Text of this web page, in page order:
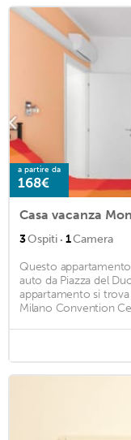
a partire da
168€
Casa vacanza
3Ospiti · 1Camera
Questo
auto da Piazza del
appartamento si
Milano Convention